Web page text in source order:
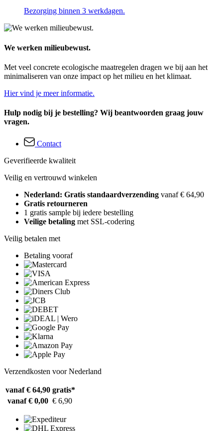
Bezorging binnen 3 werkdagen.
We werken milieubewust.
Met veel concrete ecologische maatregelen dragen we bij aan het
minimaliseren van onze impact op het milieu en het klimaat.
Hier vind je meer informatie.
Hulp nodig bij je bestelling? Wij beantwoorden graag jouw
vragen.
Contact
Geverifieerde kwaliteit
Veilig en vertrouwd winkelen
Nederland: Gratis standaardverzending vanaf € 64,90
Gratis retourneren
1 gratis sample bij iedere bestelling
Veilige betaling met SSL-codering
Veilig betalen met
Betaling vooraf
Verzendkosten voor Nederland
vanaf € 64,90 gratis*
vanaf € 0,00 € 6,90